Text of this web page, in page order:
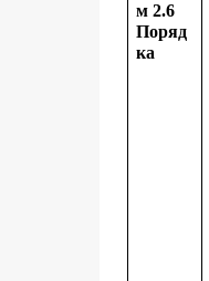
м 2.6
Поряд
ка